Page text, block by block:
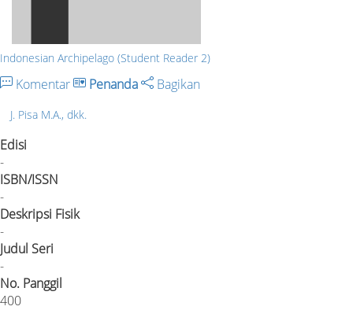
Indonesian Archipelago (Student Reader 2)
Komentar Penanda Bagikan
J. Pisa M.A., dkk.
Edisi
-
ISBN/ISSN
-
Deskripsi Fisik
-
Judul Seri
-
No. Panggil
400